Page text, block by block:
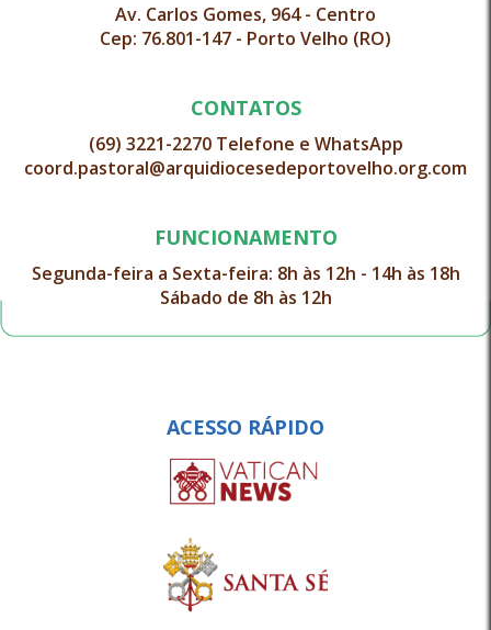
Av. Carlos Gomes, 964 - Centro
Cep: 76.801-147 - Porto Velho (RO)
CONTATOS
(69) 3221-2270 Telefone e WhatsApp
coord.pastoral@arquidiocesedeportovelho.org.com
FUNCIONAMENTO
Segunda-feira a Sexta-feira: 8h às 12h - 14h às 18h
Sábado de 8h às 12h
ACESSO RÁPIDO